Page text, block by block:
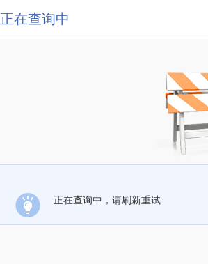
正在查询中
正在查询中，请刷新重试